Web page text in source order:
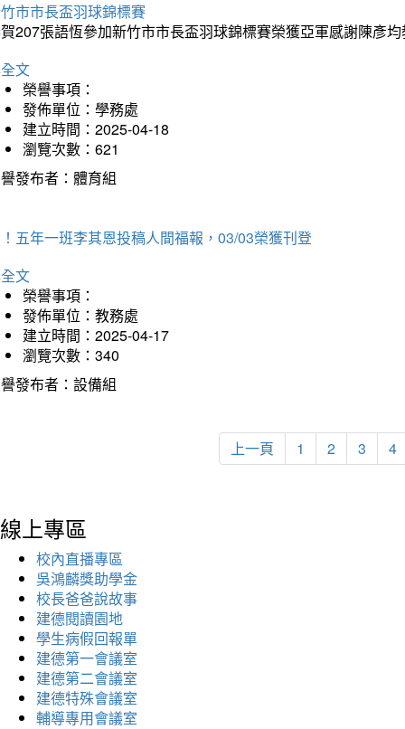
市市長盃羽球錦標賽
207張語恆參加新竹市市長盃羽球錦標賽榮獲亞軍感謝陳彥
文
榮譽事項：
發佈單位：學務處
建立時間：2025-04-18
瀏覽次數：621
發布者：體育組
五年一班李其恩投稿人間福報，03/03榮獲刊登
文
榮譽事項：
發佈單位：教務處
建立時間：2025-04-17
瀏覽次數：340
發布者：設備組
上一頁 1 2 3 4
線上專區
校內直播專區
吳鴻麟獎助學金
校長爸爸說故事
建德閱讀園地
學生病假回報單
建德第一會議室
建德第二會議室
建德特殊會議室
輔導專用會議室